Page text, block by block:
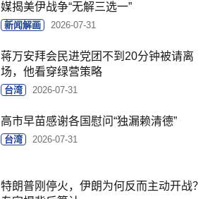
媒揭美伊战争“无解三选一”
新闻解画 2026-07-31
蒋万安拜会民进党团不到20分钟被请离
场，他看穿绿营策略
台湾 2026-07-31
高市早苗感谢各国慰问“独漏赖清德”
台湾 2026-07-31
特朗普刚停火，伊朗为何反而主动开战？